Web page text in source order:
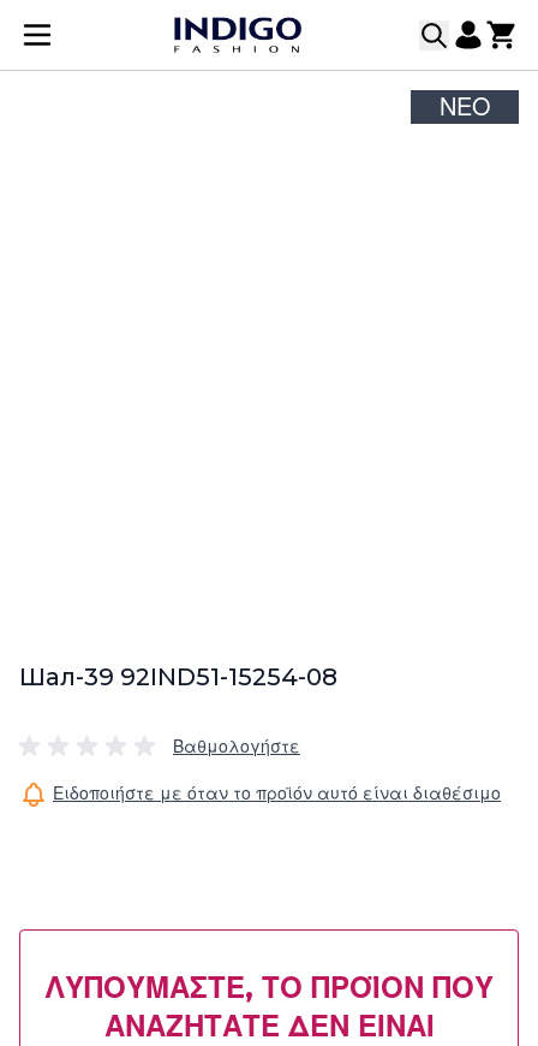
Μετάβαση στο περιεχόμενο
ΝΈΟ
Шал-39 92IND51-15254-08
Βαθμολογήστε
Ειδοποιήστε με όταν το προϊόν αυτό είναι διαθέσιμο
ΛΥΠΟΎΜΑΣΤΕ, ΤΟ ΠΡΟΪΌΝ ΠΟΥ
ΑΝΑΖΗΤΆΤΕ ΔΕΝ ΕΊΝΑΙ